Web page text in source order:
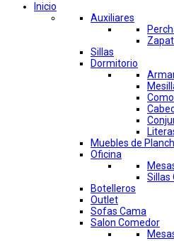
Inicio
Auxiliares
Sillas
Dormitorio
Muebles de
Oficina
Sillas
Botelleros
Outlet
Sofas Cama
Salon Comedor